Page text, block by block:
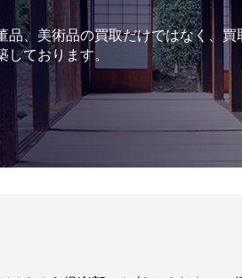
、美術品の買取だけではなく、
ております。